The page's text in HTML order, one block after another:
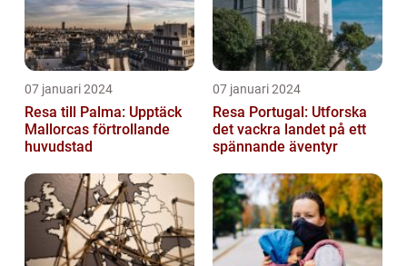
07 januari 2024
Resa till Palma: Upptäck
Mallorcas förtrollande
huvudstad
07 januari 2024
Resa Portugal: Utforska
det vackra landet på ett
spännande äventyr